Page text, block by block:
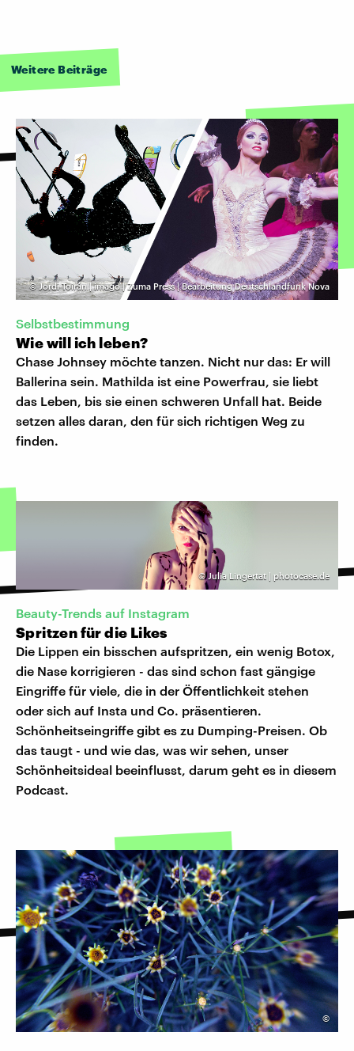
Weitere Beiträge
©Jordi Toirán | imago | Zuma Press | Bearbeitung Deutschlandfunk Nova
Selbstbestimmung
Wie will ich leben?
Chase Johnsey möchte tanzen. Nicht nur das: Er will
Ballerina sein. Mathilda ist eine Powerfrau, sie liebt
das Leben, bis sie einen schweren Unfall hat. Beide
setzen alles daran, den für sich richtigen Weg zu
finden.
©Julia Lingertat | photocase.de
Beauty-Trends auf Instagram
Spritzen für die Likes
Die Lippen ein bisschen aufspritzen, ein wenig Botox,
die Nase korrigieren - das sind schon fast gängige
Eingriffe für viele, die in der Öffentlichkeit stehen
oder sich auf Insta und Co. präsentieren.
Schönheitseingriffe gibt es zu Dumping-Preisen. Ob
das taugt - und wie das, was wir sehen, unser
Schönheitsideal beeinflusst, darum geht es in diesem
Podcast.
©